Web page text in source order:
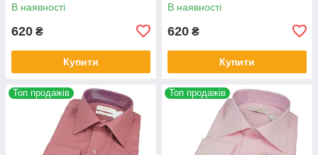
В наявності
620 ₴
Купити
В наявності
620 ₴
Купити
Топ продажів Топ продажів